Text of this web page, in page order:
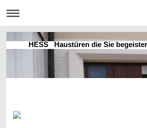
HESS Haustüren die Sie